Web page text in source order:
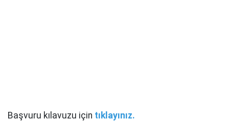
Başvuru kılavuzu için tıklayınız.